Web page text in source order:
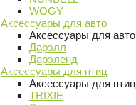
WOGY
Аксессуары для авто
Аксессуары для авто
Дарэлл
Дарэленд
Аксессуары для птиц
Аксессуары для птиц
TRIXIE